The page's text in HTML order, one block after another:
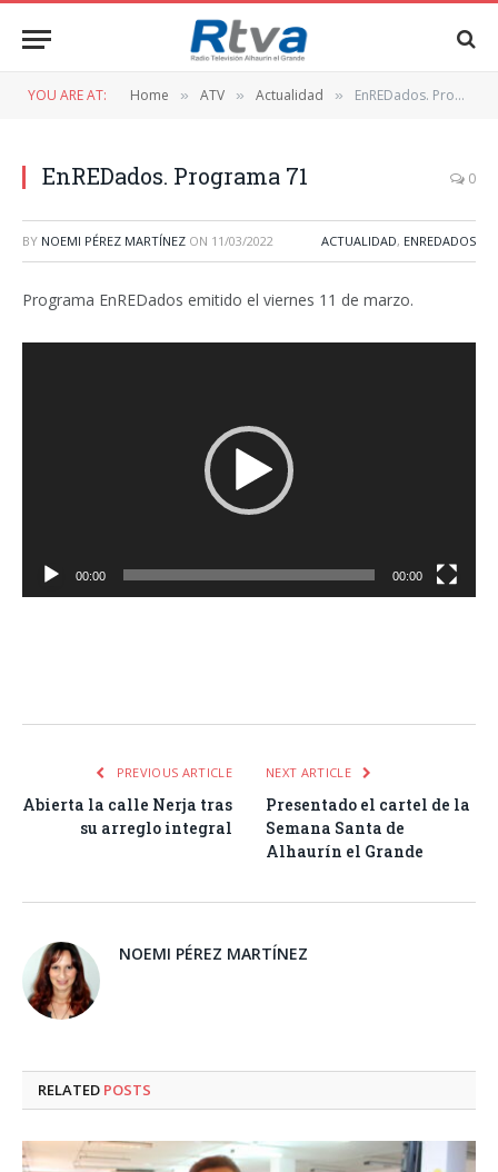
YOU ARE AT: Home » ATV » Actualidad » EnREDados. Programa 71
EnREDados. Programa 71 0
BY NOEMI PÉREZ MARTÍNEZ ON 11/03/2022 ACTUALIDAD, ENREDADOS
Programa EnREDados emitido el viernes 11 de marzo.
00:00 00:00
PREVIOUS ARTICLE
Abierta la calle Nerja tras
su arreglo integral
NEXT ARTICLE
Presentado el cartel de la
Semana Santa de
Alhaurín el Grande
NOEMI PÉREZ MARTÍNEZ
RELATED POSTS